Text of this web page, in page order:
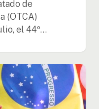
de
(OTCA)
el 44º…